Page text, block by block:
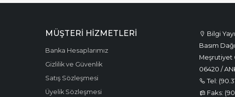
Bilgi
Basım
Meşrutiyet
06420 /
Tel:
Faks:
MÜŞTERI HIZMETLERI
Banka Hesaplarımız
Gizlilik ve Güvenlik
Satış Sözleşmesi
Üyelik Sözleşmesi